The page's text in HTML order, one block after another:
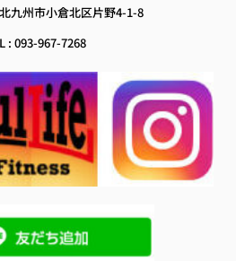
北九州市小倉北区片野4-1-8
: 093-967-7268